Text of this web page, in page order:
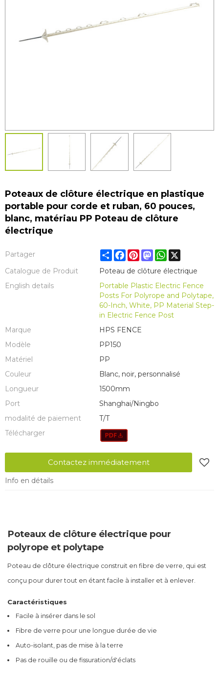
Poteaux de clôture électrique en plastique
portable pour corde et ruban, 60 pouces,
blanc, matériau PP Poteau de clôture
électrique
Partager ShareFacebook
Pinterest
MastodonWhatsApp
Catalogue de Produit
Poteau de clôture électrique
English details
Portable Plastic Electric Fence
Posts For Polyrope and Polytape,
60-Inch, White, PP Material Step-
in Electric Fence Post
Marque
HPS FENCE
Modèle
PP150
Matériel
PP
Couleur
Blanc, noir, personnalisé
Longueur
1500mm
Port
Shanghai/Ningbo
modalité de paiement
T/T
Télécharger
Contactez immédiatement
Info en détails
Poteaux de clôture électrique pour
polyrope et polytape
Poteau de clôture électrique construit en fibre de verre, qui est
conçu pour durer tout en étant facile à installer et à enlever.
Caractéristiques
Facile à insérer dans le sol
Fibre de verre pour une longue durée de vie
Auto-isolant, pas de mise à la terre
Pas de rouille ou de fissuration/d'éclats